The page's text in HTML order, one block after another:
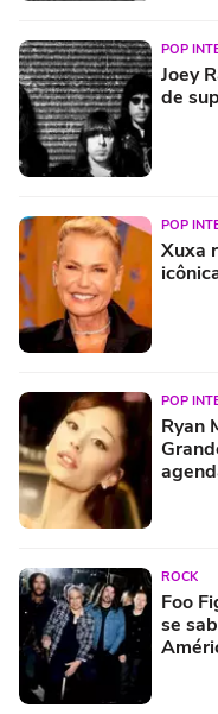
POP
Joey
de
POP
Xuxa
POP
Ryan
ROCK
Foo
se